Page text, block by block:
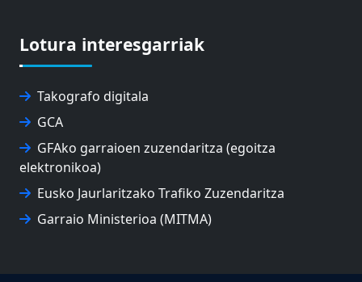
EUSKO IKASKUNTZA
EXPOLOGISTIKA
FITRANS
GIZLOGA
EUSKAL AUTONOMIA ERKIDEGOKO ARBITRAJE
BATZORDEA
UPV/EHU
Lotura interesgarriak
Takografo digitala
GCA
GFAko garraioen zuzendaritza (egoitza
elektronikoa)
Eusko Jaurlaritzako Trafiko Zuzendaritza
Garraio Ministerioa (MITMA)